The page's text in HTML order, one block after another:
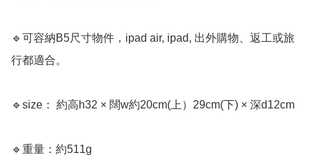
🔹可容納B5尺寸物件，ipad air, ipad, 出外購物、返工或旅
行都適合。
🔹size： 約高h32 × 闊w約20cm(上）29cm(下) × 深d12cm
🔹重量：約511g